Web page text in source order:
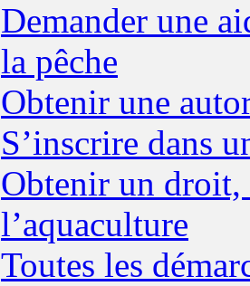
Demander une
la pêche
Obtenir une
S’inscrire dans
Obtenir un droit,
l’aquaculture
Toutes les